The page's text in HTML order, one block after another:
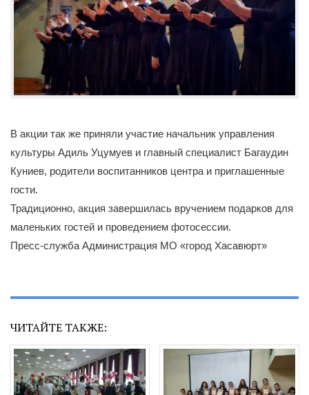
В акции так же приняли участие начальник управления
культуры Адиль Уцумуев и главный специалист Багаудин
Куниев, родители воспитанников центра и приглашенные
гости.
Традиционно, акция завершилась вручением подарков для
маленьких гостей и проведением фотосессии.
Пресс-служба Администрация МО «город Хасавюрт»
ЧИТАЙТЕ ТАКЖЕ: